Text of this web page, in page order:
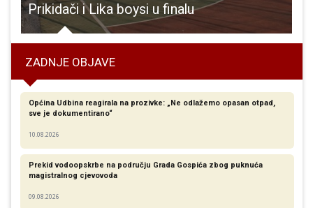
Prikidači i Lika boysi u finalu
ZADNJE OBJAVE
Općina Udbina reagirala na prozivke: „Ne odlažemo opasan otpad,
sve je dokumentirano“
10.08.2026
Prekid vodoopskrbe na području Grada Gospića zbog puknuća
magistralnog cjevovoda
09.08.2026